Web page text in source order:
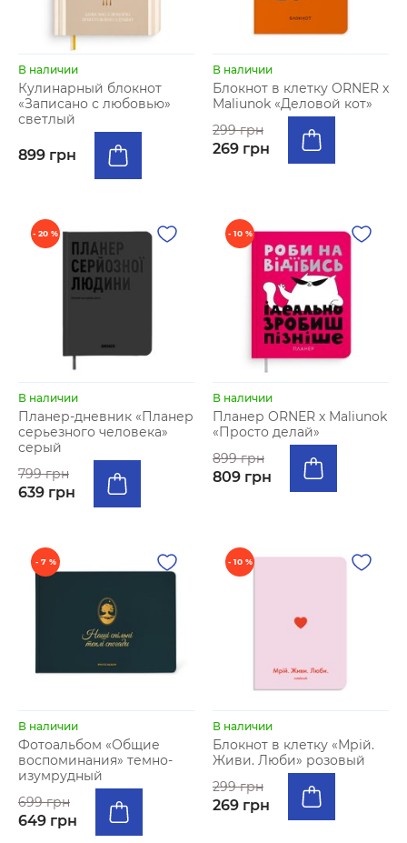
В наличии
Кулинарный блокнот
«Записано с любовью»
светлый
899 грн
В наличии
Блокнот в клетку ORNER x
Maliunok «Деловой кот»
299 грн
269 грн
- 20 %
В наличии
Планер-дневник «Планер
серьезного человека»
серый
799 грн
639 грн
- 10 %
В наличии
Планер ORNER x Maliunok
«Просто делай»
899 грн
809 грн
- 7 %
В наличии
Фотоальбом «Общие
воспоминания» темно-
изумрудный
699 грн
649 грн
- 10 %
В наличии
Блокнот в клетку «Мрій.
Живи. Люби» розовый
299 грн
269 грн